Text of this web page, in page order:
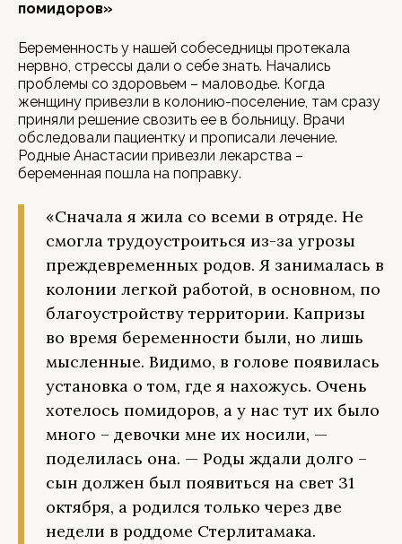
помидоров»
Беременность у нашей собеседницы протекала
нервно, стрессы дали о себе знать. Начались
проблемы со здоровьем – маловодье. Когда
женщину привезли в колонию-поселение, там сразу
приняли решение свозить ее в больницу. Врачи
обследовали пациентку и прописали лечение.
Родные Анастасии привезли лекарства –
беременная пошла на поправку.
«Сначала я жила со всеми в отряде. Не
смогла трудоустроиться из-за угрозы
преждевременных родов. Я занималась в
колонии легкой работой, в основном, по
благоустройству территории. Капризы
во время беременности были, но лишь
мысленные. Видимо, в голове появилась
установка о том, где я нахожусь. Очень
хотелось помидоров, а у нас тут их было
много – девочки мне их носили, —
поделилась она. — Роды ждали долго –
сын должен был появиться на свет 31
октября, а родился только через две
недели в роддоме Стерлитамака.